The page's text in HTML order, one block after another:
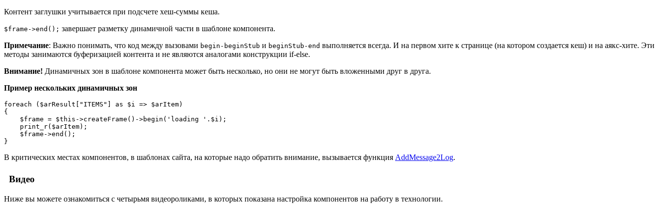
Контент заглушки учитывается при подсчете хеш-суммы кеша.
$frame->end(); завершает разметку динамичной части в шаблоне компонента.
Примечание: Важно понимать, что код между вызовами begin-beginStub и beginStub-end выполняется всегда. И на первом хите к странице (на котором создается кеш) и на аякс-хите. Эти
методы занимаются буферизацией контента и не являются аналогами конструкции if-else.
Внимание! Динамичных зон в шаблоне компонента может быть несколько, но они не могут быть вложенными друг в друга.
Пример нескольких динамичных зон
foreach ($arResult["ITEMS"] as $i => $arItem)
{
    $frame = $this->createFrame()->begin('loading '.$i);
    print_r($arItem);
    $frame->end();
}
В критических местах компонентов, в шаблонах сайта, на которые надо обратить внимание, вызывается функция AddMessage2Log.
Видео
Ниже вы можете ознакомиться с четырьмя видеороликами, в которых показана настройка компонентов на работу в технологии.